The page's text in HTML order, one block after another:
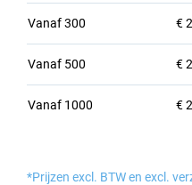
Vanaf300 €
Vanaf 500 €
Vanaf 1000 €
*Prijzen excl. BTW en excl.